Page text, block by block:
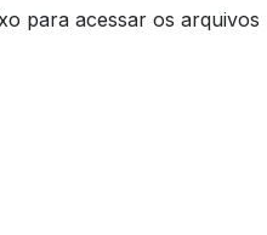
para acessar os arquivos